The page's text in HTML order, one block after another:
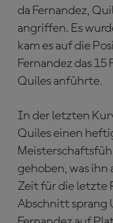
da Fernandez,
angriffen. Es
kam es auf die
Fernandez das 15
Quiles anführte.
In der letzten
Quiles einen
gehoben, was ihn
Zeit für die letzte
Abschnitt sprang